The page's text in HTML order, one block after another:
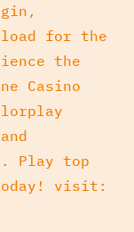
for the
the
Casino
Play top
visit: